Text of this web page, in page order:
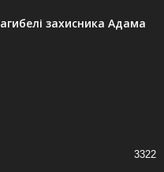
захисника Адама
3322